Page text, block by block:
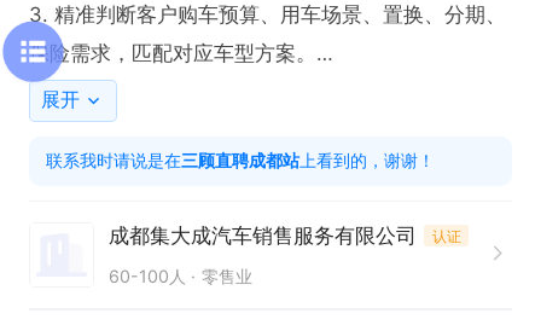
3. 精准判断客户购车预算、用车场景、置换、分期、
保险需求，匹配对应车型方案。
任职要求：
2. 有无汽车销售经验均可，有零售、房产、快消销售
3. 沟通表达流畅，善于挖掘客户需求，抗压能力强，
适应销售绩效考核；
展开
联系我时请说是在三顾直聘成都站上看到的，谢谢！
成都集大成汽车销售服务有限公司 认证
60-100人 零售业